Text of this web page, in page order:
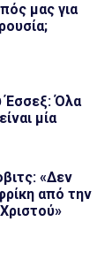
μας για
Έσσεξ: Όλα
μία
«Δεν
από την